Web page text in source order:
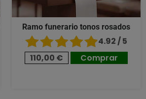
Ramo funerario tonos rosados
4.92 / 5
110,00 €
Comprar